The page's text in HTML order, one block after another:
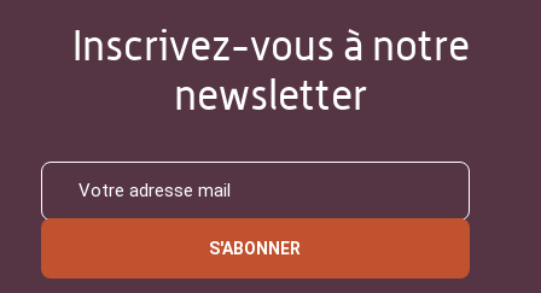
Inscrivez-vous à notre
newsletter
S'ABONNER